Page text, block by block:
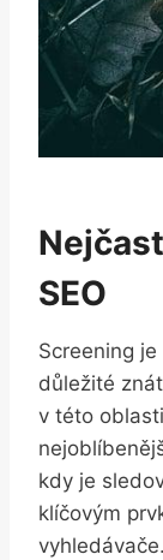
SEO
Screening
důležité⁤
v této⁢
kdy je
klíčovým